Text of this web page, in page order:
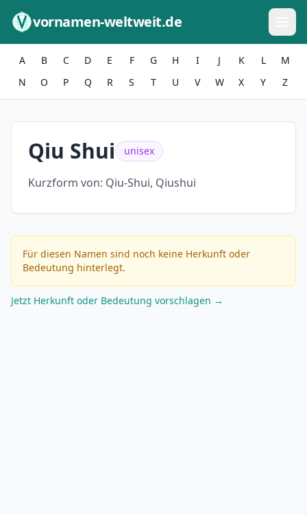
vornamen-weltweit.de
A B C D E F G H I J K L
M
N
O P Q R S T U V W X Y Z
Qiu Shui unisex
Kurzform von: Qiu-Shui, Qiushui
Für diesen Namen sind noch keine Herkunft oder
Bedeutung hinterlegt.
Jetzt Herkunft oder Bedeutung vorschlagen →